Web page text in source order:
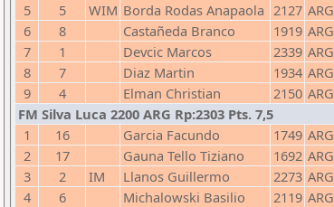
5
5 WIM Borda Rodas Anapaola 2127 ARG
6
8 Castañeda Branco 1919 ARG
7
1 Devcic Marcos 2339 ARG
8
7 Diaz Martin 1934 ARG
9
4 Elman Christian 2150 ARG
FM Silva Luca 2200 ARG Rp:2303 Pts. 7,5
1
16 Garcia Facundo 1749 ARG
2
17 Gauna Tello Tiziano 1692 ARG
3
2 IM Llanos Guillermo 2273 ARG
4
6 Michalowski Basilio 2119 ARG